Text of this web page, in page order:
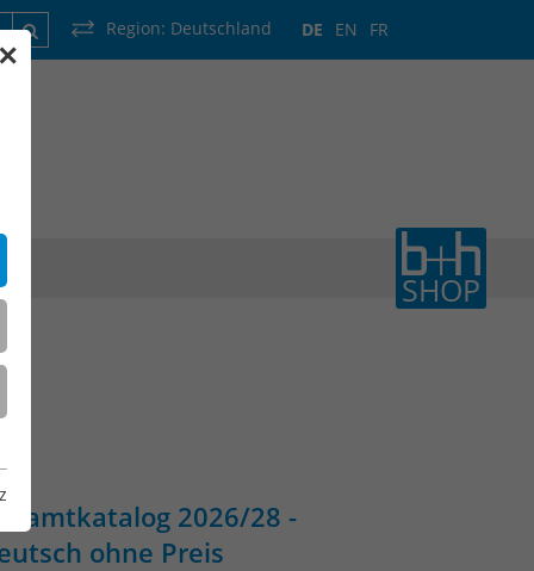
DE EN FR
Region: Deutschland
SHOP
2026/28 -
ohne Preis
✕